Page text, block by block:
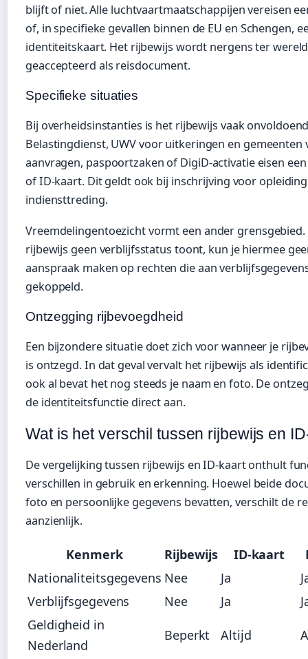
blijft of niet. Alle luchtvaartmaatschappijen vereisen
of, in specifieke gevallen binnen de EU en Schengen,
identiteitskaart. Het rijbewijs wordt nergens ter wereld
geaccepteerd als reisdocument.
Specifieke situaties
Bij overheidsinstanties is het rijbewijs vaak
Belastingdienst, UWV voor uitkeringen en gemeenten
aanvragen, paspoortzaken of DigiD-activatie eisen
of ID-kaart. Dit geldt ook bij inschrijving voor
indiensttreding.
Vreemdelingentoezicht vormt een ander
rijbewijs geen verblijfsstatus toont, kun je hiermee
aanspraak maken op rechten die aan
gekoppeld.
Ontzegging rijbevoegdheid
Een bijzondere situatie doet zich voor wanneer je
is ontzegd. In dat geval vervalt het rijbewijs als
ook al bevat het nog steeds je naam en foto. De
de identiteitsfunctie direct aan.
Wat is het verschil tussen rijbewijs en
De vergelijking tussen rijbewijs en ID-kaart onthult
verschillen in gebruik en erkenning. Hoewel beide
foto en persoonlijke gegevens bevatten, verschilt de
aanzienlijk.
Kenmerk Rijbewijs ID-kaart
Nationaliteitsgegevens Nee Ja
Verblijfsgegevens
Nee Ja
Geldigheid in
Nederland
Beperkt Altijd